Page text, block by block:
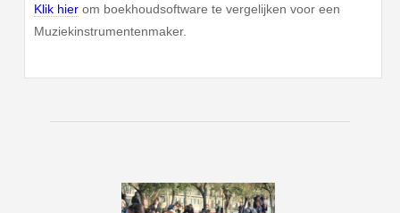
Klik hier om boekhoudsoftware te vergelijken voor een
Muziekinstrumentenmaker.